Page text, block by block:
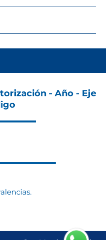
- Año - Eje